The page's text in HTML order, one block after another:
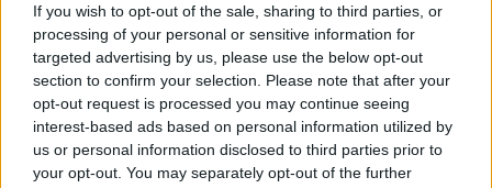
If you wish to opt-out of the sale, sharing to third parties, or
processing of your personal or sensitive information for
targeted advertising by us, please use the below opt-out
section to confirm your selection. Please note that after your
opt-out request is processed you may continue seeing
interest-based ads based on personal information utilized by
us or personal information disclosed to third parties prior to
your opt-out. You may separately opt-out of the further